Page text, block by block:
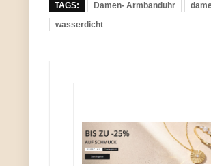
TAGS: Damen- Armbanduhr
wasserdicht